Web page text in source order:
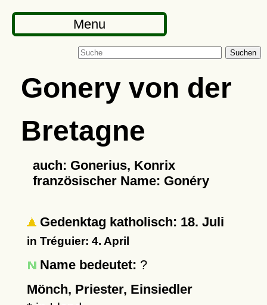
Menu
Suchen
Gonery von der
Bretagne
auch: Gonerius, Konrix
französischer Name: Gonéry
Gedenktag katholisch: 18. Juli
in Tréguier: 4. April
Name bedeutet: ?
Mönch, Priester, Einsiedler